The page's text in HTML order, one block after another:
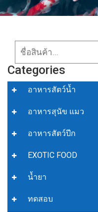
Categories
อาหารสัตว์น้ำ
อาหารสุนัข แมว
อาหารสัตว์ปีก
EXOTIC FOOD
น้ำยา
ทดสอบ